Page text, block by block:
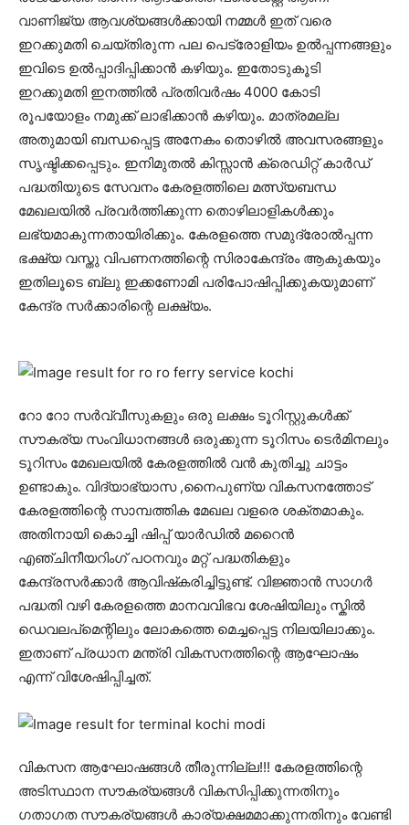
വാണിജ്യ ആവശ്യങ്ങൾക്കായി നമ്മൾ ഇത് വരെ
ഇറക്കുമതി ചെയ്തിരുന്ന പല പെട്രോളിയം ഉൽപ്പന്നങ്ങളും
ഇവിടെ ഉൽപ്പാദിപ്പിക്കാൻ കഴിയും. ഇതോടുകൂടി
ഇറക്കുമതി ഇനത്തിൽ പ്രതിവർഷം 4000 കോടി
രൂപയോളം നമുക്ക് ലാഭിക്കാൻ കഴിയും. മാത്രമല്ല
അതുമായി ബന്ധപ്പെട്ട അനേകം തൊഴിൽ അവസരങ്ങളും
സൃഷ്ടിക്കപ്പെടും. ഇനിമുതൽ കിസ്സാൻ ക്രെഡിറ്റ്‌ കാർഡ്
പദ്ധതിയുടെ സേവനം കേരളത്തിലെ മത്സ്യബന്ധ
മേഖലയിൽ പ്രവർത്തിക്കുന്ന തൊഴിലാളികൾക്കും
ലഭ്യമാകുന്നതായിരിക്കും. കേരളത്തെ സമുദ്രോൽപ്പന്ന
ഭക്ഷ്യ വസ്തു വിപണനത്തിന്റെ സിരാകേന്ദ്രം ആകുകയും
ഇതിലൂടെ ബ്ലു ഇക്കണോമി പരിപോഷിപ്പിക്കുകയുമാണ്
കേന്ദ്ര സർക്കാരിന്റെ ലക്ഷ്യം.
റോ റോ സർവ്വീസുകളും ഒരു ലക്ഷം ടൂറിസ്റ്റുകൾക്ക്
സൗകര്യ സംവിധാനങ്ങൾ ഒരുക്കുന്ന ടൂറിസം ടെർമിനലും
ടൂറിസം മേഖലയിൽ കേരളത്തിൽ വൻ കുതിച്ചു ചാട്ടം
ഉണ്ടാകും. വിദ്യാഭ്യാസ ,നൈപുണ്യ വികസനത്തോട്
കേരളത്തിന്റെ സാമ്പത്തിക മേഖല വളരെ ശക്തമാകും.
അതിനായി കൊച്ചി ഷിപ്പ് യാർഡിൽ മറൈൻ
എഞ്ചിനീയറിംഗ് പഠനവും മറ്റ് പദ്ധതികളും
കേന്ദ്രസർക്കാർ ആവിഷ്‌കരിച്ചിട്ടുണ്ട്. വിജ്ഞാൻ സാഗർ
പദ്ധതി വഴി കേരളത്തെ മാനവവിഭവ ശേഷിയിലും സ്കിൽ
ഡെവലപ്മെന്റിലും ലോകത്തെ മെച്ചപ്പെട്ട നിലയിലാക്കും.
ഇതാണ് പ്രധാന മന്ത്രി വികസനത്തിന്റെ ആഘോഷം
എന്ന് വിശേഷിപ്പിച്ചത്.
വികസന ആഘോഷങ്ങൾ തീരുന്നില്ല!!! കേരളത്തിന്റെ
അടിസ്ഥാന സൗകര്യങ്ങൾ വികസിപ്പിക്കുന്നതിനും
ഗതാഗത സൗകര്യങ്ങൾ കാര്യക്ഷമമാക്കുന്നതിനും വേണ്ടി